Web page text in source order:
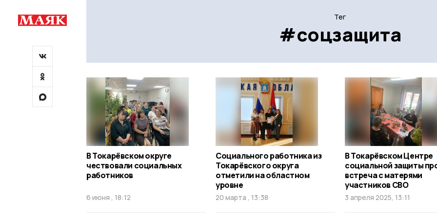
Тег
#соцзащита
В Токарёвском округе
чествовали социальных
работников
6 июня , 18:12
Социального работника из
Токарёвского округа
отметили на областном
уровне
20 марта , 13:38
В Токарёвском Центре
социальной защиты
встреча с матерями
участников СВО
3 апреля 2025, 13:11